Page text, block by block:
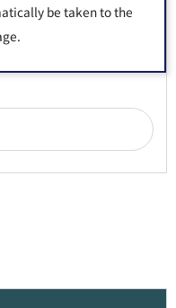
be taken to the
ですか？
ふつう